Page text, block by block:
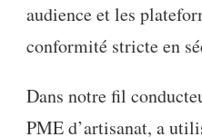
audience et les
conformité stricte en
Dans notre fil
PME d’artisanat, a